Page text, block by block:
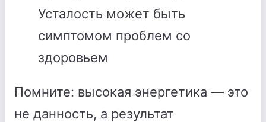
Усталость может быть
симптомом проблем со
здоровьем
Помните: высокая энергетика — это
не данность, а результат